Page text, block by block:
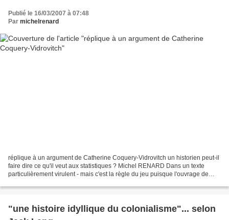
Publié le 16/03/2007 à 07:48
Par michelrenard
réplique à un argument de Catherine Coquery-Vidrovitch un historien peut-il
faire dire ce qu'il veut aux statistiques ? Michel RENARD Dans un texte
particulièrement virulent - mais c'est la règle du jeu puisque l'ouvrage de
"une histoire idyllique du colonialisme"... selon